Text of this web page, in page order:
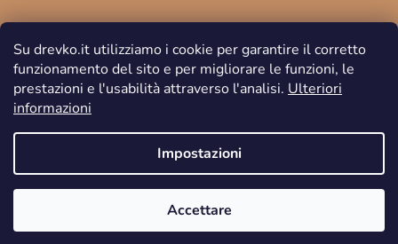
Su drevko.it utilizziamo i cookie per garantire il corretto
funzionamento del sito e per migliorare le funzioni, le
prestazioni e l'usabilità attraverso l'analisi. Ulteriori
informazioni
Impostazioni
Accettare
Creato da Shoptet